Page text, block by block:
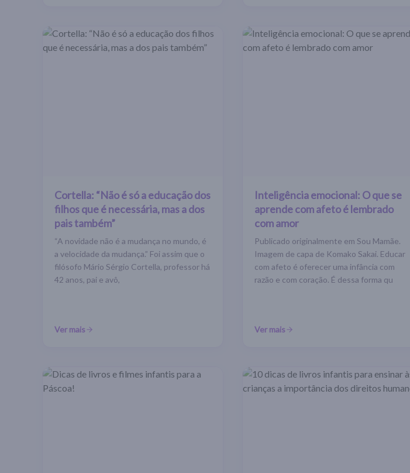
Cortella: “Não é só a educação dos
filhos que é necessária, mas a dos
pais também”
“A novidade não é a mudança no mundo, é
a velocidade da mudança.” Foi assim que o
filósofo Mário Sérgio Cortella, professor há
42 anos, pai e avô,
Ver mais
Inteligência emocional: O que se
aprende com afeto é lembrado
com amor
Publicado originalmente em Sou Mamãe.
Imagem de capa de Komako Sakai. Educar
com afeto é oferecer uma infância com
razão e com coração. É dessa forma qu
Ver mais